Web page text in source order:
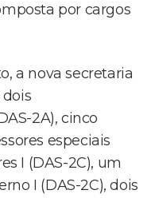
por cargos
a nova secretaria
2A), cinco
especiais
I (DAS-2C), um
I (DAS-2C), dois